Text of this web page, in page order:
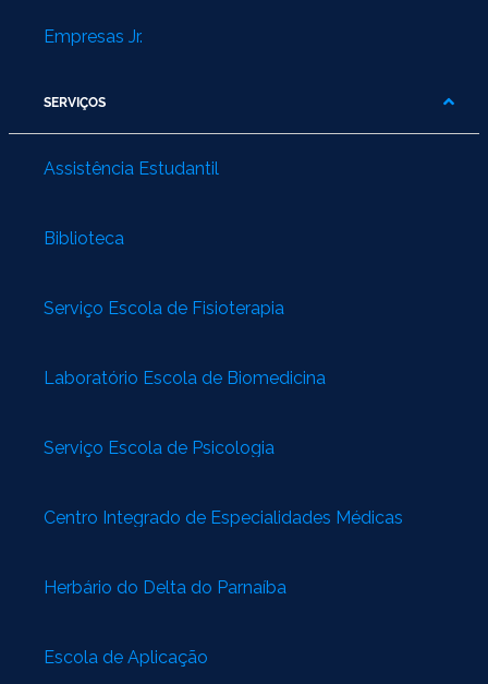
Empresas Jr.
SERVIÇOS
Assistência Estudantil
Biblioteca
Serviço Escola de Fisioterapia
Laboratório Escola de Biomedicina
Serviço Escola de Psicologia
Centro Integrado de Especialidades Médicas
Herbário do Delta do Parnaíba
Escola de Aplicação